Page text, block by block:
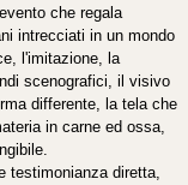
che regala
intrecciati in un mondo
l'imitazione, la
scenografici, il visivo
differente, la tela che
in carne ed ossa,
testimonianza diretta,